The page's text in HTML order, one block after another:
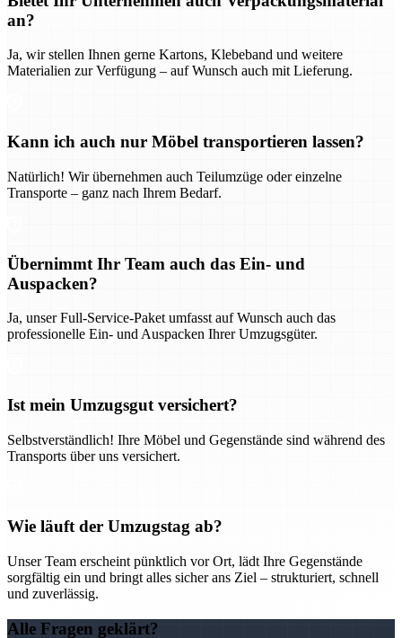
an?
Ja, wir stellen Ihnen gerne Kartons, Klebeband und weitere
Materialien zur Verfügung – auf Wunsch auch mit Lieferung.
Kann ich auch nur Möbel transportieren lassen?
Natürlich! Wir übernehmen auch Teilumzüge oder einzelne
Transporte – ganz nach Ihrem Bedarf.
Übernimmt Ihr Team auch das Ein- und
Auspacken?
Ja, unser Full-Service-Paket umfasst auf Wunsch auch das
professionelle Ein- und Auspacken Ihrer Umzugsgüter.
Ist mein Umzugsgut versichert?
Selbstverständlich! Ihre Möbel und Gegenstände sind während des
Transports über uns versichert.
Wie läuft der Umzugstag ab?
Unser Team erscheint pünktlich vor Ort, lädt Ihre Gegenstände
sorgfältig ein und bringt alles sicher ans Ziel – strukturiert, schnell
und zuverlässig.
Alle Fragen geklärt?